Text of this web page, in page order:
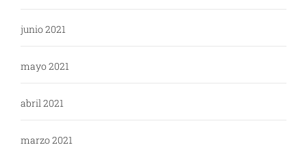
junio 2021
mayo 2021
abril 2021
marzo 2021